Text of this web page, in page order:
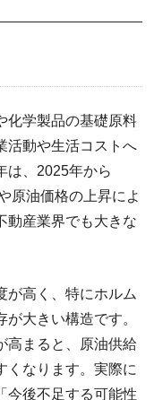
化学製品の基礎原料
活動や生活コストへ
は、2025年から
原油価格の上昇によ
動産業界でも大きな
が高く、特にホルム
大きい構造です。
高まると、原油供給
くなります。実際に
今後不足する可能性